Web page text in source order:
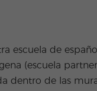
escuela de
(escuela
dentro de las
en el aula gracias
profesionales que
los cuales